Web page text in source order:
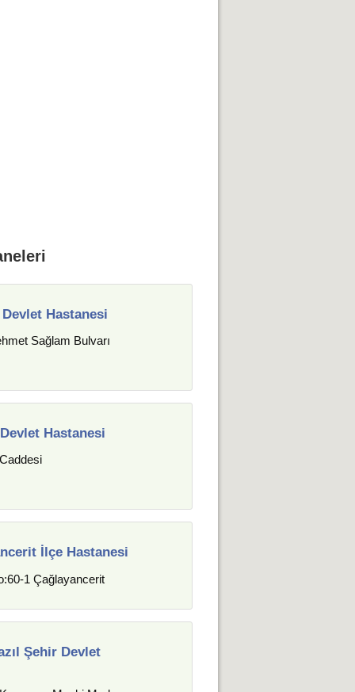
Hastanesi
Sağlam Bulvarı
Hastanesi
İlçe Hastanesi
1 Çağlayancerit
Şehir Devlet